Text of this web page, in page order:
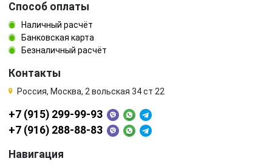
Способ оплаты
Наличный расчёт
Банковская карта
Безналичный расчёт
Контакты
Россия, Москва, 2 вольская 34 ст 22
+7 (915) 299-99-93
+7 (916) 288-88-83
Навигация